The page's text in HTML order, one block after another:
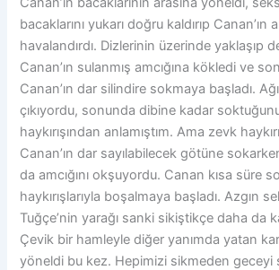
bacaklarını yukarı doğru kaldırıp Canan’ın
havalandırdı. Dizlerinin üzerinde yaklaşıp
Canan’ın sulanmış amcığına kökledi ve
Canan’ın dar silindire sokmaya başladı.
çıkıyordu, sonunda dibine kadar soktuğunu
haykırışından anlamıştım. Ama zevk
Canan’ın dar sayılabilecek götüne
da amcığını okşuyordu. Canan kısa süre
haykırışlarıyla boşalmaya başladı. Azgın
Tuğçe’nin yarağı sanki sikiştikçe daha da
Çevik bir hamleyle diğer yanımda yatan
yöneldi bu kez. Hepimizi sikmeden geceyi